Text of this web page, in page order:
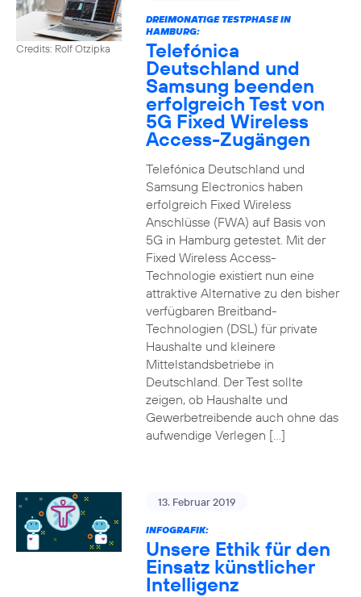
Credits: Rolf Otzipka
DREIMONATIGE TESTPHASE IN
HAMBURG:
Telefónica
Deutschland und
Samsung beenden
erfolgreich Test von
5G Fixed Wireless
Access-Zugängen
Telefónica Deutschland und
Samsung Electronics haben
erfolgreich Fixed Wireless
Anschlüsse (FWA) auf Basis von
5G in Hamburg getestet. Mit der
Fixed Wireless Access-
Technologie existiert nun eine
attraktive Alternative zu den bisher
verfügbaren Breitband-
Technologien (DSL) für private
Haushalte und kleinere
Mittelstandsbetriebe in
Deutschland. Der Test sollte
zeigen, ob Haushalte und
Gewerbetreibende auch ohne das
aufwendige Verlegen […]
13. Februar 2019
INFOGRAFIK:
Unsere Ethik für den
Einsatz künstlicher
Intelligenz